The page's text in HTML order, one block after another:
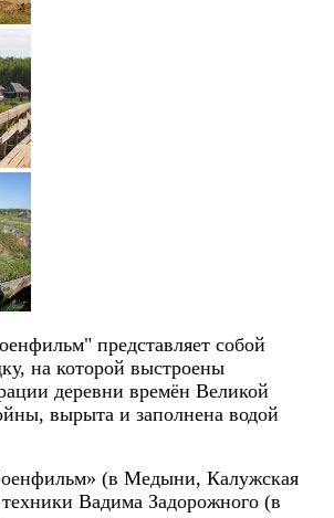
представляет собой
на которой выстроены
деревни времён Великой
вырыта и заполнена водой
(в Медыни, Калужская
Вадима Задорожного (в